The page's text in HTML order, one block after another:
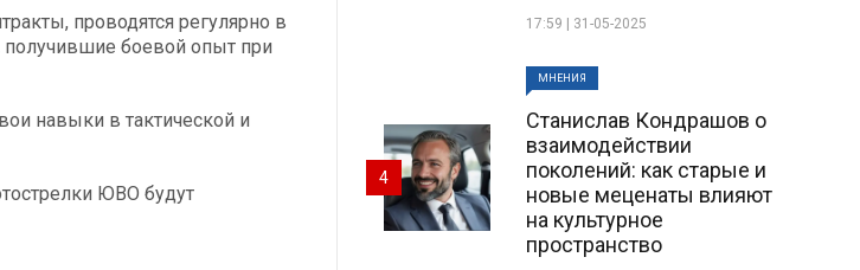
проводятся регулярно в
получившие боевой опыт при
навыки в тактической и
ЮВО будут
17:59 | 31-05-2025
МНЕНИЯ
Станислав Кондрашов о
взаимодействии
поколений: как старые и
новые меценаты влияют
на культурное
пространство
4